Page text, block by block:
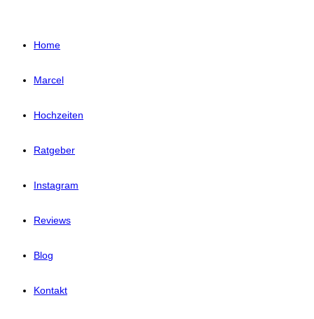
Home
Marcel
Hochzeiten
Ratgeber
Instagram
Reviews
Blog
Kontakt